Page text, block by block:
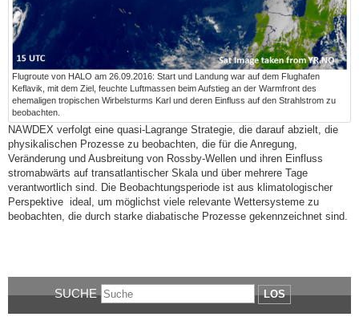
Flugroute von HALO am 26.09.2016: Start und Landung war auf dem Flughafen
Keflavik, mit dem Ziel, feuchte Luftmassen beim Aufstieg an der Warmfront des
ehemaligen tropischen Wirbelsturms Karl und deren Einfluss auf den Strahlstrom zu
beobachten.
NAWDEX verfolgt eine quasi-Lagrange Strategie, die darauf abzielt, die
physikalischen Prozesse zu beobachten, die für die Anregung,
Veränderung und Ausbreitung von Rossby-Wellen und ihren Einfluss
stromabwärts auf transatlantischer Skala und über mehrere Tage
verantwortlich sind. Die Beobachtungsperiode ist aus klimatologischer
Perspektive ideal, um möglichst viele relevante Wettersysteme zu
beobachten, die durch starke diabatische Prozesse gekennzeichnet sind.
SUCHE LOS